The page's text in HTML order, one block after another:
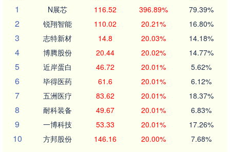
1
N展芯 116.52 396.89% 79.39%
2 锐翔智能 110.02 20.21% 16.80%
3 志特新材 14.8 20.03% 14.18%
4 博腾股份 20.44 20.02% 14.77%
5 近岸蛋白 46.72 20.01% 5.62%
6 毕得医药 61.6 20.01% 6.12%
7 五洲医疗 83.62 20.01% 18.37%
8 耐科装备 49.67 20.01% 6.83%
9 一博科技 53.33 20.01% 17.26%
10 方邦股份 146.16 20.00% 7.68%